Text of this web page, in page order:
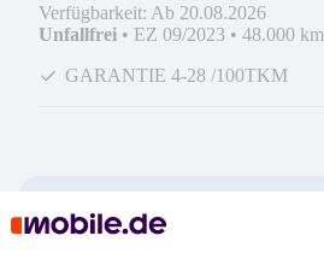
Verfügbarkeit: Ab 20.08.2026
Unfallfrei • EZ 09/2023 • 48.000 km
GARANTIE 4-28 /100TKM